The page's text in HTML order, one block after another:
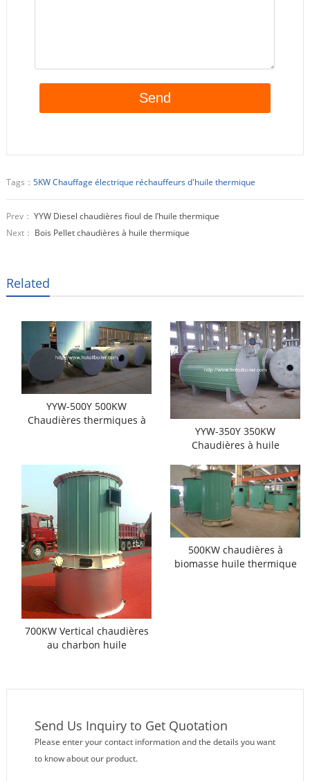
Tags： 5KW Chauffage électrique réchauffeurs d'huile thermique
Prev： YYW Diesel chaudières fioul de l’huile thermique
Next： Bois Pellet chaudières à huile thermique
Related
YYW-500Y 500KW
Chaudières thermiques à
YYW-350Y 350KW
Chaudières à huile
700KW Vertical chaudières
au charbon huile
500KW chaudières à
biomasse huile thermique
Send Us Inquiry to Get Quotation
Please enter your contact information and the details you want
to know about our product.